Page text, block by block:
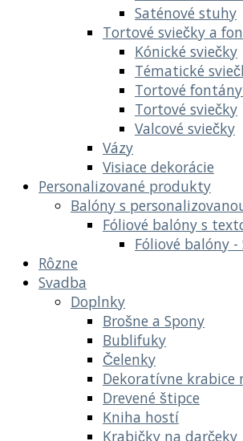
Saténové stuhy
Tortové sviečky a
Kónické sviečky
Tématické
Tortové
Tortové sviečky
Valcové sviečky
Vázy
Visiace dekorácie
Personalizované produkty
Balóny s
Fóliové balóny s
Fóliové balóny
Rôzne
Svadba
Doplnky
Brošne a Spony
Bublifuky
Čelenky
Dekoratívne krabice
Drevené štipce
Kniha hostí
Krabičky na darčeky